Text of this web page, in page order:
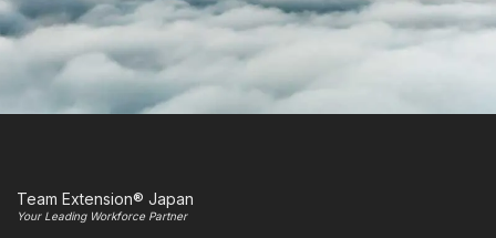
Team Extension® Japan
Your Leading Workforce Partner